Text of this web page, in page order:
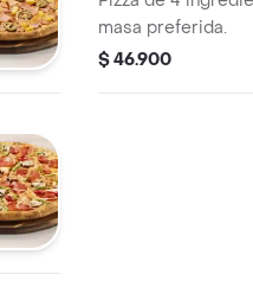
masa preferida.
$ 46.900